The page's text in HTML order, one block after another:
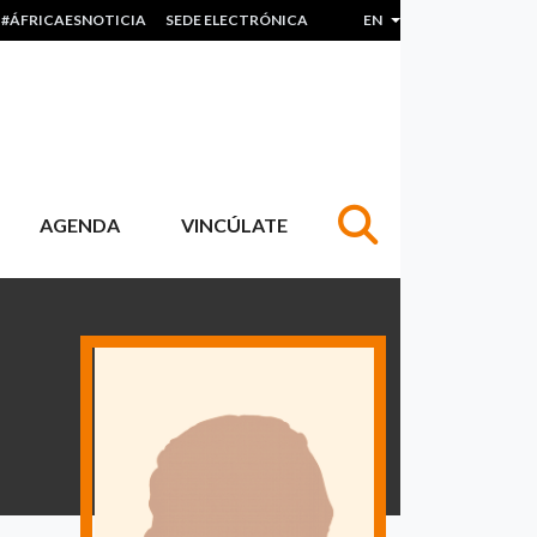
#ÁFRICAESNOTICIA SEDE ELECTRÓNICA EN List additional actions
AGENDA VINCÚLATE